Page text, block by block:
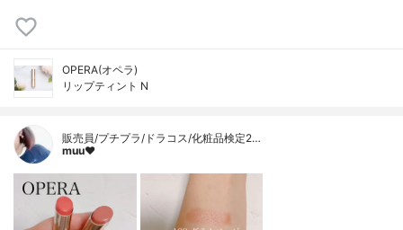
OPERA(オペラ)
リップティント N
販売員/プチプラ/ドラコス/化粧品検定2…
muu❤︎